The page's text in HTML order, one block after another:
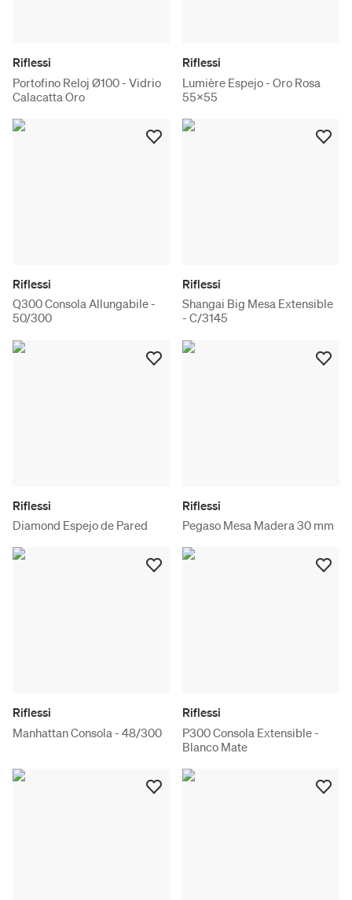
Riflessi
Portofino Reloj Ø100 - Vidrio
Calacatta Oro
Riflessi
Lumière Espejo - Oro Rosa
55x55
Riflessi
Q300 Consola Allungabile -
50/300
Riflessi
Shangai Big Mesa Extensible
- C/3145
Riflessi
Diamond Espejo de Pared
Riflessi
Pegaso Mesa Madera 30 mm
Riflessi
Manhattan Consola - 48/300
Riflessi
P300 Consola Extensible -
Blanco Mate